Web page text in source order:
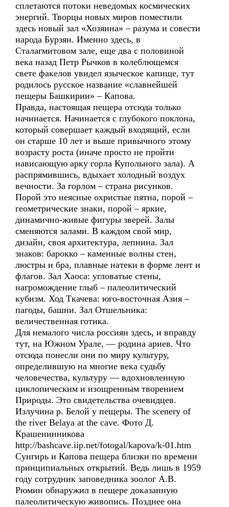
сплетаются потоки неведомых космических
энергий. Творцы новых миров поместили
здесь новый зал «Хозяина» – разума и совести
народа Бурзян. Именно здесь, в
Сталагмитовом зале, еще два с половиной
века назад Петр Рычков в колеблющемся
свете факелов увидел языческое капище, тут
родилось русское название «славнейшей
пещеры Башкирии» – Капова.
Правда, настоящая пещера отсюда только
начинается. Начинается с глубокого поклона,
который совершает каждый входящий, если
он старше 10 лет и выше привычного этому
возрасту роста (иначе просто не пройти
нависающую арку горла Купольного зала). А
распрямившись, вдыхает холодный воздух
вечности. За горлом – страна рисунков.
Порой это неясные охристые пятна, порой –
геометрические знаки, порой – яркие,
динамично-живые фигуры зверей. Залы
сменяются залами. В каждом свой мир,
дизайн, своя архитектура, лепнина. Зал
знаков: барокко – каменные волны стен,
люстры и бра, плавные натеки в форме лент и
флагов. Зал Хаоса: угловатые стены,
нагромождение глыб – палеолитический
кубизм. Ход Ткачева: юго-восточная Азия –
пагоды, башни. Зал Отшельника:
величественная готика.
Для немалого числа россиян здесь, и вправду
тут, на Южном Урале, — родина ариев. Что
отсюда понесли они по миру культуру,
определившую на многие века судьбу
человечества, культуру — вдохновленную
циклопическим и изощренным творением
Природы. Это свидетельства очевидцев.
Излучина р. Белой у пещеры. The scenery of
the river Belaya at the cave. Фото Д.
Крашенинникова
http://bashcave.iip.net/fotogal/kapova/k-01.htm
Сунгирь и Капова пещера близки по времени
принципиальных открытий. Ведь лишь в 1959
году сотрудник заповедника зоолог А.В.
Рюмин обнаружил в пещере доказанную
палеолитическую живопись. Позднее она